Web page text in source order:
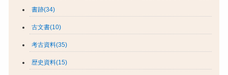
書跡(34)
古文書(10)
考古資料(35)
歴史資料(15)